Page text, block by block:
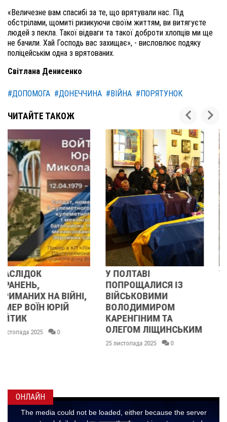
«Величезне вам спасибі за те, що врятували нас. Під
обстрілами, щомиті ризикуючи своїм життям, ви витягуєте
людей з пекла. Такої відваги та такої доброти хлопців ми ще
не бачили. Хай Господь вас захищає», - висловлює подяку
поліцейськім одна з врятованих.
Світлана Денисенко
#ДОПОМОГА #ДОНЕЧЧИНА #ВІЙНА #ПОРЯТУНОК
ЧИТАЙТЕ ТАКОЖ
У ПОЛТАВІ
ПОПРОЩАЛИСЯ ІЗ
ВІЙСЬКОВИМИ
ВОЛОДИМИРОМ
КАРЕНГІНИМ ТА
ОЛЕГОМ ЛІЩИНСЬКИМ
У ПОЛТАВІ
ПОПРОЩАЛИСЯ ІЗ
БІЙЦЯМИ
ОЛЕКСАНДРОМ
ІВАЩЕНКОМ,
ДМИТРОМ
КИСЛИЧЕНКОМ ТА
ОНЛАЙН